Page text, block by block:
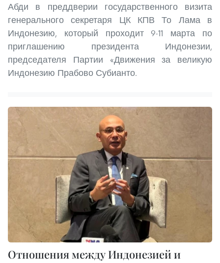
Абди в преддверии государственного визита
генерального секретаря ЦК КПВ То Лама в
Индонезию, который проходит 9-11 марта по
приглашению президента Индонезии,
председателя Партии «Движения за великую
Индонезию Прабово Субианто.
Отношения между Индонезией и